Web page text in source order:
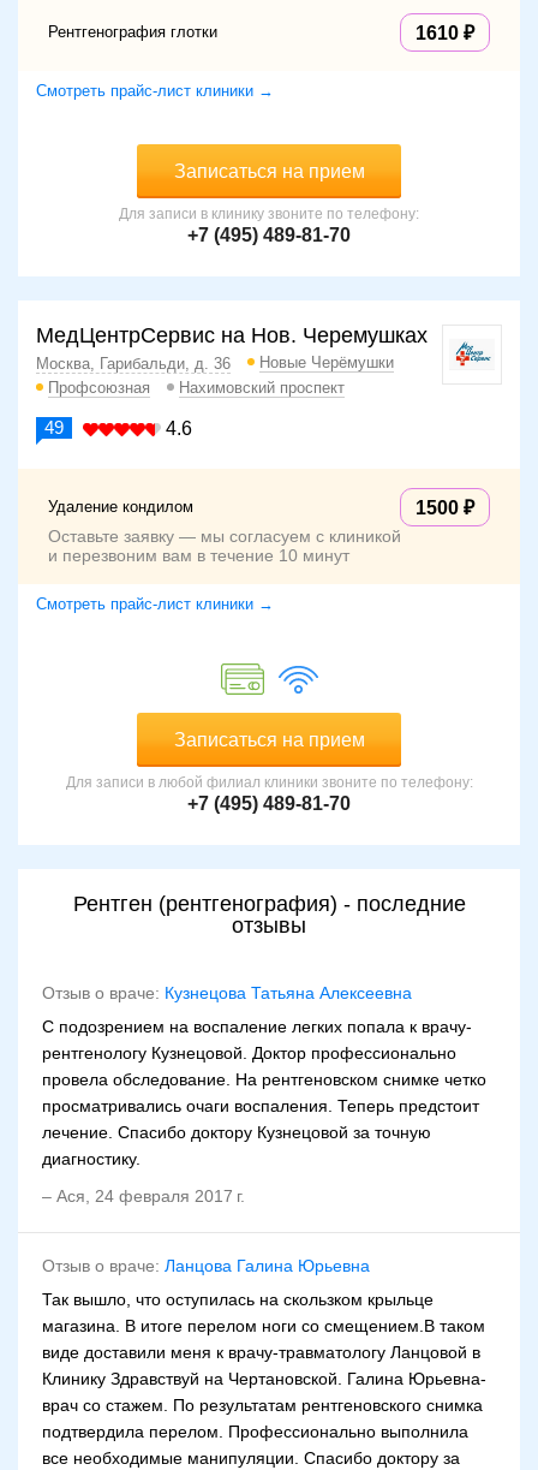
Рентгенография глотки 1610
Смотреть прайс-лист клиники →
Записаться на прием
Для записи в клинику звоните по телефону:
+7 (495) 489-81-70
МедЦентрСервис на Нов. Черемушках
Москва, Гарибальди, д. 36
Новые Черёмушки
Профсоюзная
Нахимовский проспект
49 4.6
Удаление кондилом 1500
Оставьте заявку — мы согласуем с клиникой
и перезвоним вам в течение 10 минут
Смотреть прайс-лист клиники →
Записаться на прием
Для записи в любой филиал клиники звоните по телефону:
+7 (495) 489-81-70
Рентген (рентгенография) - последние
отзывы
Отзыв о враче: Кузнецова Татьяна Алексеевна
С подозрением на воспаление легких попала к врачу-
рентгенологу Кузнецовой. Доктор профессионально
провела обследование. На рентгеновском снимке четко
просматривались очаги воспаления. Теперь предстоит
лечение. Спасибо доктору Кузнецовой за точную
диагностику.
– Ася 24 февраля 2017 г.
Отзыв о враче: Ланцова Галина Юрьевна
Так вышло, что оступилась на скользком крыльце
магазина. В итоге перелом ноги со смещением.В таком
виде доставили меня к врачу-травматологу Ланцовой в
Клинику Здравствуй на Чертановской. Галина Юрьевна-
врач со стажем. По результатам рентгеновского снимка
подтвердила перелом. Профессионально выполнила
все необходимые манипуляции. Спасибо доктору за